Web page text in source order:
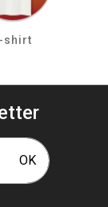
shirt
OK